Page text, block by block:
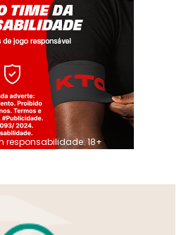
responsabilidade. 18+